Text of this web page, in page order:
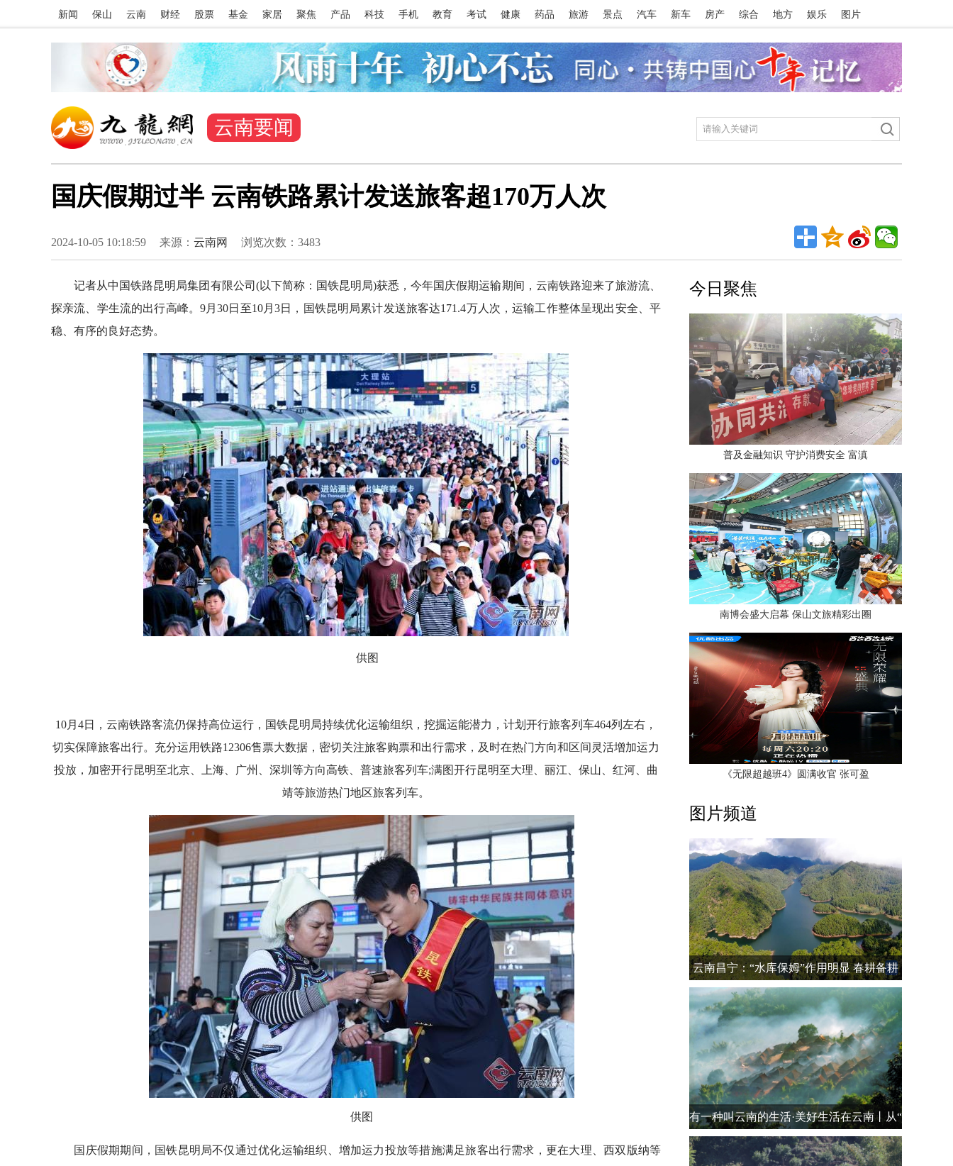
新闻 保山 云南 财经 股票 基金 家居 聚焦 产品 科技 手机 教育 考试 健康 药品 旅游 景点 汽车 新车 房产 综合 地方 娱乐 图片
云南要闻
国庆假期过半 云南铁路累计发送旅客超170万人次
2024-10-05 10:18:59 来源： 云南网 浏览次数： 3483
记者从中国铁路昆明局集团有限公司(以下简称：国铁昆明局)获悉，今年国庆假期运输期间，云南铁路迎来了旅游流、
探亲流、学生流的出行高峰。9月30日至10月3日，国铁昆明局累计发送旅客达171.4万人次，运输工作整体呈现出安全、平
稳、有序的良好态势。
供图
10月4日，云南铁路客流仍保持高位运行，国铁昆明局持续优化运输组织，挖掘运能潜力，计划开行旅客列车464列左右，
切实保障旅客出行。充分运用铁路12306售票大数据，密切关注旅客购票和出行需求，及时在热门方向和区间灵活增加运力
投放，加密开行昆明至北京、上海、广州、深圳等方向高铁、普速旅客列车;满图开行昆明至大理、丽江、保山、红河、曲
靖等旅游热门地区旅客列车。
供图
国庆假期期间，国铁昆明局不仅通过优化运输组织、增加运力投放等措施满足旅客出行需求，更在大理、西双版纳等
今日聚焦
普及金融知识 守护消费安全 富滇
南博会盛大启幕 保山文旅精彩出圈
《无限超越班4》圆满收官 张可盈
图片频道
云南昌宁：“水库保姆”作用明显 春耕备耕
有
有一种叫云南的生活·美好生活在云南丨从“